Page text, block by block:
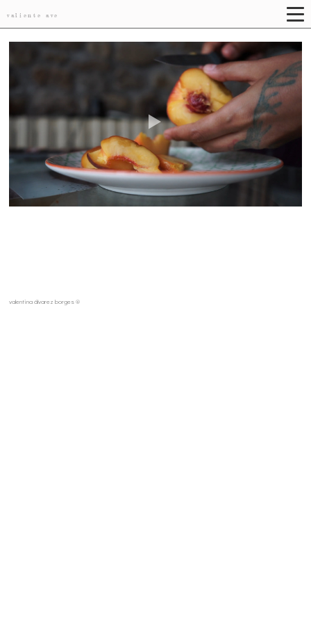
valiente ave
valentina álvarez borges ®